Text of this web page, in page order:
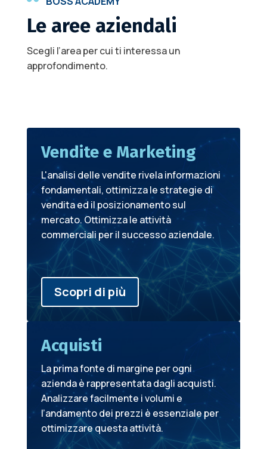
Le aree aziendali
Scegli l’area per cui ti interessa un
approfondimento.
Vendite e Marketing
L'analisi delle vendite rivela informazioni
fondamentali, ottimizza le strategie di
vendita ed il posizionamento sul
mercato. Ottimizza le attività
commerciali per il successo aziendale.
Scopri di più
Acquisti
La prima fonte di margine per ogni
azienda è rappresentata dagli acquisti.
Analizzare facilmente i volumi e
l’andamento dei prezzi è essenziale per
ottimizzare questa attività.